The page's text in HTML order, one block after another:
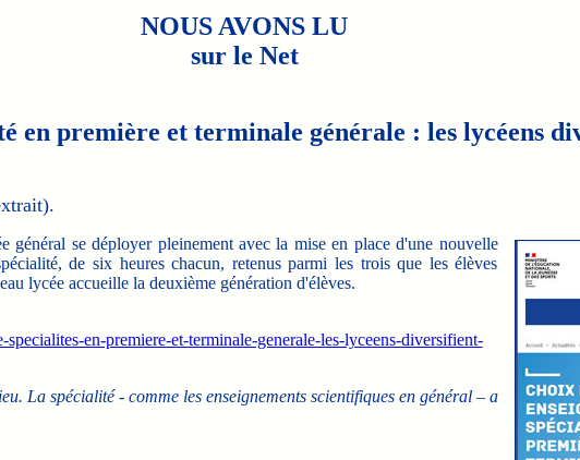
NOUS AVONS LU
sur le Net
en première et terminale générale : les lycéens
se déployer pleinement avec la mise en place d'une nouvelle
de six heures chacun, retenus parmi les trois que les élèves
lycée accueille la deuxième génération d'élèves.
en-premiere-et-terminale-generale-les-lyceens-diversifient-
La spécialité - comme les enseignements scientifiques en général – a